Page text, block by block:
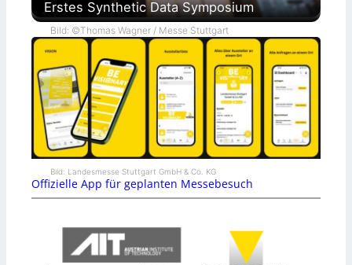
Erstes Synthetic Data Symposium
Bild: ©Thomas Wagner / Messe Stuttgart
Bild: Landesmesse Stuttgart GmbH & Co. KG
Offizielle App für geplanten Messebesuch